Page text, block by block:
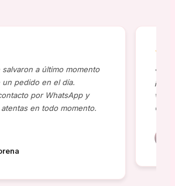
salvaron a último momento
un pedido en el día.
por WhatsApp y
en todo momento.
¡al
😍»